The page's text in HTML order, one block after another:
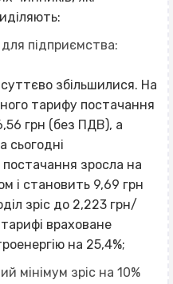
підприємства:
збільшилися. На
тарифу постачання
грн (без ПДВ), а
сьогодні
зросла на
і становить 9,69 грн
зріс до 2,223 грн/
враховане
на 25,4%;
мінімум зріс на 10%